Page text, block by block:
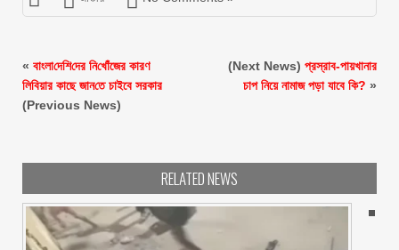
« বাংলা‌দে‌শি‌দের নি‌খোঁজের কারণ
লিবিয়ার কাছে জান‌তে চাইবে সরকার
(Previous News)
(Next News) প্রস্রাব-পায়খানার
চাপ নিয়ে নামাজ পড়া যাবে কি? »
RELATED NEWS